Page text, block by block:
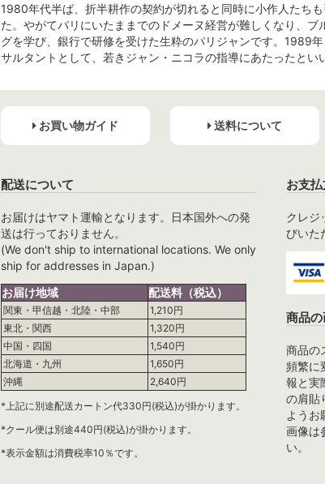
1980年代半ば、折半耕作の契約が切れると同時に小作人たち
た。やがてパリにいたままでのドメーヌ経営が難しくなり、
グを学び、銀行で研修を受けた生粋のパリジャンです。1989
サルタントとして、若きジャン・ニコラの指導にあたったとい
お買い物ガイド 送料について
配送について
お届けはヤマト運輸となります。日本国外への発
送は行っておりません。
(We don't ship to international locations. We only
ship for addresses in Japan.)
お届け地域
配送料（税込）
関東・甲信越・北陸・中部
1,210円
東北・関西
1,320円
中国・四国
1,540円
北海道・九州
1,650円
沖縄
2,640円
*上記に別途配送カートン代330円(税込)が掛かります。
*クール便は別途440円(税込)が掛かります。
*表示金額は消費税率10％です。
お支
クレジ
びいた
商品
商品の
頻繁に
報と実
の肩貼
ようお
画像は
い。